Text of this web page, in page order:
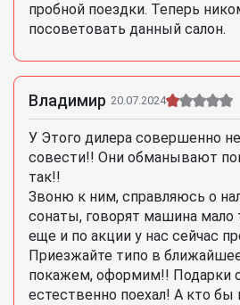
пробной поездки. Теперь
посоветовать данный салон.
Владимир 20.07.2024
У Этого дилера совершенно
совести!! Они обманывают
так!!
Звоню к ним, справляюсь о
сонаты, говорят машина мало
еще и по акции у нас сейчас
Приезжайте типо в
покажем, оформим!! Подарки
естественно поехал! А кто бы